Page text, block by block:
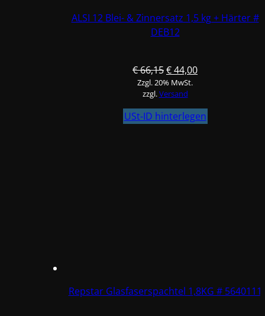
ALSI 12 Blei- & Zinnersatz 1,5 kg + Härter #
DEB12
€66,15Ursprünglicher
Preis
war:
€ 66,15
€44,00Aktueller
€ 44,00.
Zzgl. 20% MwSt.
zzgl.Versand
USt-ID hinterlegen
Repstar Glasfaserspachtel 1,8KG # 5640111